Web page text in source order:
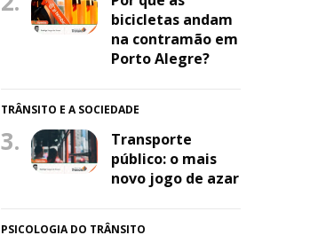
bicicletas andam
na contramão em
Porto Alegre?
TRÂNSITO E A SOCIEDADE
3.
Transporte
público: o mais
novo jogo de azar
PSICOLOGIA DO TRÂNSITO